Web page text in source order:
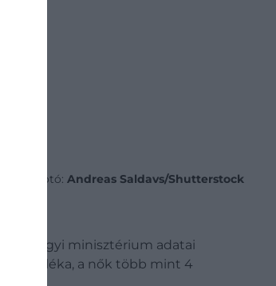
Fotó: Andreas Saldavs/Shutterstock
minisztérium adatai
százaléka, a nők több mint 4